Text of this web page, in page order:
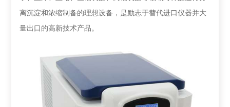
离沉淀和浓缩制备的理想设备，是励志于替代进口仪器并大
量出口的高新技术产品。